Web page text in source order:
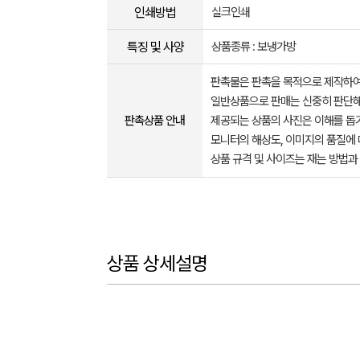
인쇄방법 실크인쇄
특징 및 사양 상품종류 : 보냉가방
판촉상품 안내
판촉물은 판촉을 목적으로 제작하
일반상품으로 판매는 신중히 판단
제공되는 상품의 사진은 이해를
모니터의 해상도, 이미지의 품질
상품 규격 및 사이즈는 재는 방법
상품 상세설명